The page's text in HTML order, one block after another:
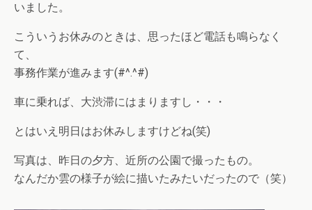
いました。
こういうお休みのときは、思ったほど電話も鳴らなく
て、
事務作業が進みます(#^.^#)
車に乗れば、大渋滞にはまりますし・・・
とはいえ明日はお休みしますけどね(笑)
写真は、昨日の夕方、近所の公園で撮ったもの。
なんだか雲の様子が絵に描いたみたいだったので（笑）